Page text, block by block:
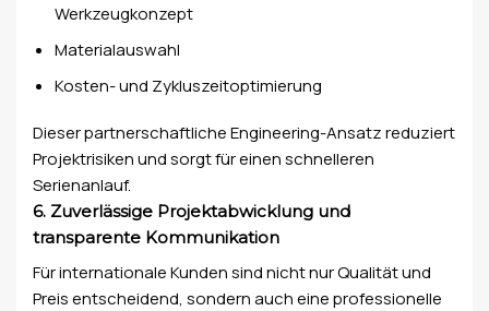
Werkzeugkonzept
Materialauswahl
Kosten- und Zykluszeitoptimierung
Dieser partnerschaftliche Engineering-Ansatz reduziert
Projektrisiken und sorgt für einen schnelleren
Serienanlauf.
6. Zuverlässige Projektabwicklung und
transparente Kommunikation
Für internationale Kunden sind nicht nur Qualität und
Preis entscheidend, sondern auch eine professionelle